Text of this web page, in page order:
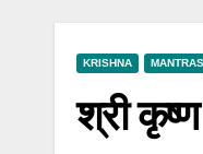
KRISHNA MANTRAS
श्री कृष्ण